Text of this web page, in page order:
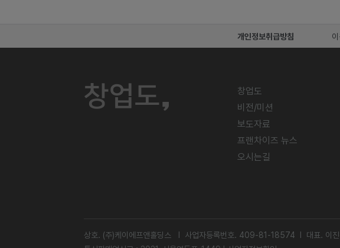
개인정보취급방침
창업도
비전/미션
보도자료
프랜차이즈 뉴스
오시는길
상호. (주)케이에프앤홀딩스 l 사업자등록번호. 409-81-18574 l 대표. 이